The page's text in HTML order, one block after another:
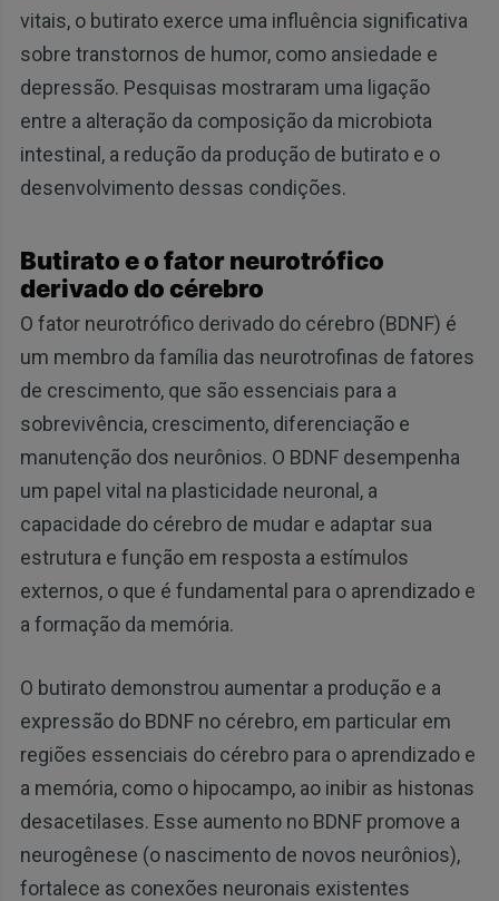
vitais, o butirato exerce uma influência significativa
sobre transtornos de humor, como ansiedade e
depressão. Pesquisas mostraram uma ligação
entre a alteração da composição da microbiota
intestinal, a redução da produção de butirato e o
desenvolvimento dessas condições.
Butirato e o fator neurotrófico
derivado do cérebro
O fator neurotrófico derivado do cérebro (BDNF) é
um membro da família das neurotrofinas de fatores
de crescimento, que são essenciais para a
sobrevivência, crescimento, diferenciação e
manutenção dos neurônios. O BDNF desempenha
um papel vital na plasticidade neuronal, a
capacidade do cérebro de mudar e adaptar sua
estrutura e função em resposta a estímulos
externos, o que é fundamental para o aprendizado e
a formação da memória.
O butirato demonstrou aumentar a produção e a
expressão do BDNF no cérebro, em particular em
regiões essenciais do cérebro para o aprendizado e
a memória, como o hipocampo, ao inibir as histonas
desacetilases. Esse aumento no BDNF promove a
neurogênese (o nascimento de novos neurônios),
fortalece as conexões neuronais existentes